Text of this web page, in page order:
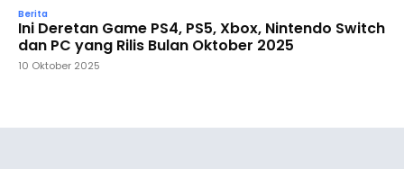
Berita
Ini Deretan Game PS4, PS5, Xbox, Nintendo Switch
dan PC yang Rilis Bulan Oktober 2025
10 Oktober 2025